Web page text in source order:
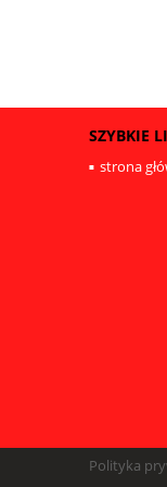
SZYBKIE
strona
Polityka